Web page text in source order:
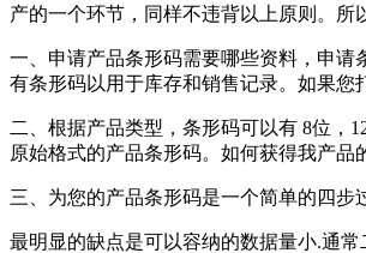
产的一个环节，同样不违背以上原则。所
一、申请产品条形码需要哪些资料，申
有条形码以用于库存和销售记录。如果您
二、根据产品类型，条形码可以有 8位，
原始格式的产品条形码。如何获得我产品
三、为您的产品条形码是一个简单的四步
最明显的缺点是可以容纳的数据量小.通